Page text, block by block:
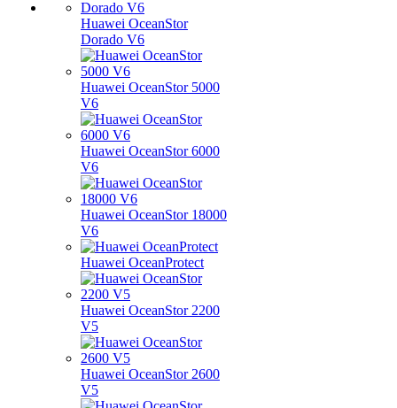
Huawei OceanStor
Dorado V6
Huawei OceanStor 5000
V6
Huawei OceanStor 6000
V6
Huawei OceanStor 18000
V6
Huawei OceanProtect
Huawei OceanStor 2200
V5
Huawei OceanStor 2600
V5